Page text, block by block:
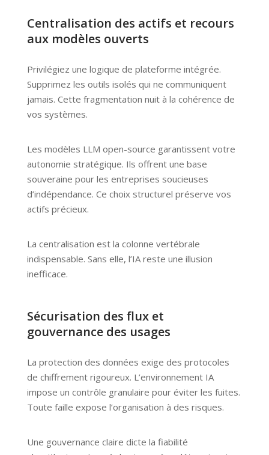
Centralisation des actifs et recours
aux modèles ouverts
Privilégiez une logique de plateforme intégrée.
Supprimez les outils isolés qui ne communiquent
jamais. Cette fragmentation nuit à la cohérence de
vos systèmes.
Les modèles LLM open-source garantissent votre
autonomie stratégique. Ils offrent une base
souveraine pour les entreprises soucieuses
d’indépendance. Ce choix structurel préserve vos
actifs précieux.
La centralisation est la colonne vertébrale
indispensable. Sans elle, l’IA reste une illusion
inefficace.
Sécurisation des flux et
gouvernance des usages
La protection des données exige des protocoles
de chiffrement rigoureux. L’environnement IA
impose un contrôle granulaire pour éviter les fuites.
Toute faille expose l’organisation à des risques.
Une gouvernance claire dicte la fiabilité